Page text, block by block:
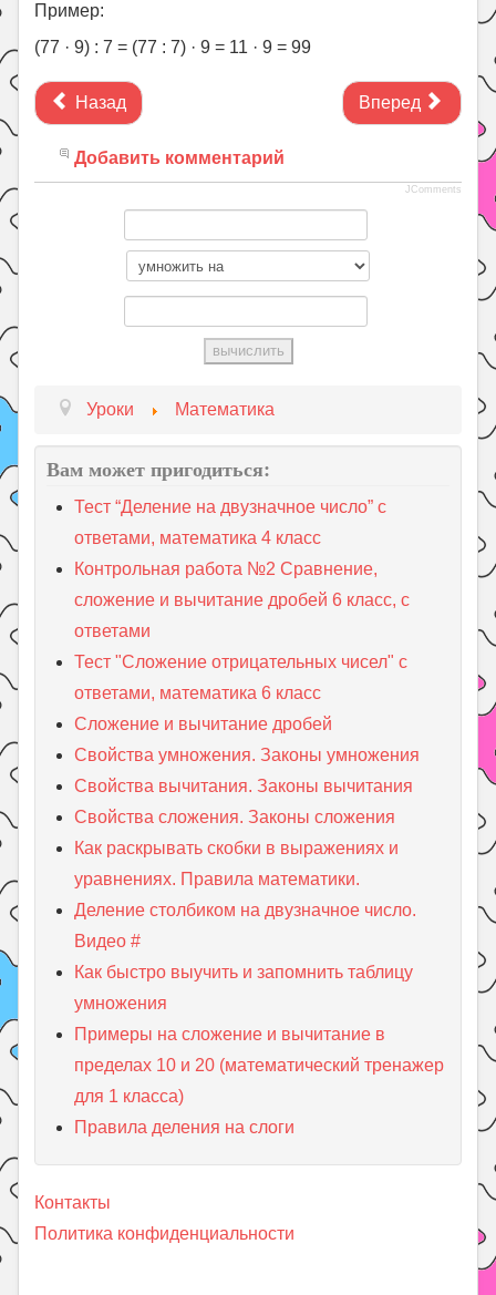
Пример:
(77 · 9) : 7 = (77 : 7) · 9 = 11 · 9 = 99
Назад Вперед
Добавить комментарий
JComments
Уроки Математика
Вам может пригодиться:
Тест “Деление на двузначное число” с
ответами, математика 4 класс
Контрольная работа №2 Сравнение,
сложение и вычитание дробей 6 класс, с
ответами
Тест "Сложение отрицательных чисел" с
ответами, математика 6 класс
Сложение и вычитание дробей
Свойства умножения. Законы умножения
Свойства вычитания. Законы вычитания
Свойства сложения. Законы сложения
Как раскрывать скобки в выражениях и
уравнениях. Правила математики.
Деление столбиком на двузначное число.
Видео #
Как быстро выучить и запомнить таблицу
умножения
Примеры на сложение и вычитание в
пределах 10 и 20 (математический тренажер
для 1 класса)
Правила деления на слоги
Контакты
Политика конфиденциальности